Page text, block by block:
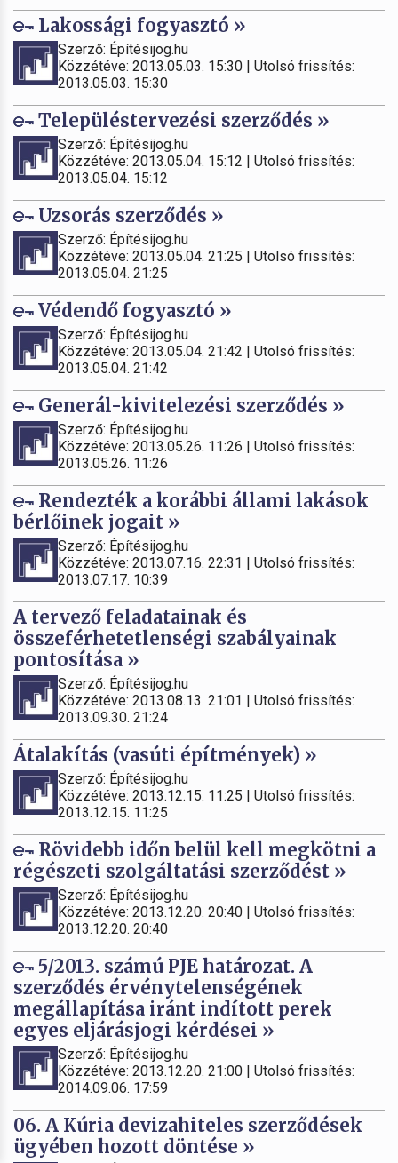
Lakossági fogyasztó »
Szerző: Építésijog.hu
Közzétéve: 2013.05.03. 15:30 | Utolsó frissítés:
2013.05.03. 15:30
Településtervezési szerződés »
Szerző: Építésijog.hu
Közzétéve: 2013.05.04. 15:12 | Utolsó frissítés:
2013.05.04. 15:12
Uzsorás szerződés »
Szerző: Építésijog.hu
Közzétéve: 2013.05.04. 21:25 | Utolsó frissítés:
2013.05.04. 21:25
Védendő fogyasztó »
Szerző: Építésijog.hu
Közzétéve: 2013.05.04. 21:42 | Utolsó frissítés:
2013.05.04. 21:42
Generál-kivitelezési szerződés »
Szerző: Építésijog.hu
Közzétéve: 2013.05.26. 11:26 | Utolsó frissítés:
2013.05.26. 11:26
Rendezték a korábbi állami lakások
bérlőinek jogait »
Szerző: Építésijog.hu
Közzétéve: 2013.07.16. 22:31 | Utolsó frissítés:
2013.07.17. 10:39
A tervező feladatainak és
összeférhetetlenségi szabályainak
pontosítása »
Szerző: Építésijog.hu
Közzétéve: 2013.08.13. 21:01 | Utolsó frissítés:
2013.09.30. 21:24
Átalakítás (vasúti építmények) »
Szerző: Építésijog.hu
Közzétéve: 2013.12.15. 11:25 | Utolsó frissítés:
2013.12.15. 11:25
Rövidebb időn belül kell megkötni a
régészeti szolgáltatási szerződést »
Szerző: Építésijog.hu
Közzétéve: 2013.12.20. 20:40 | Utolsó frissítés:
2013.12.20. 20:40
5/2013. számú PJE határozat. A
szerződés érvénytelenségének
megállapítása iránt indított perek
egyes eljárásjogi kérdései »
Szerző: Építésijog.hu
Közzétéve: 2013.12.20. 21:00 | Utolsó frissítés:
2014.09.06. 17:59
06. A Kúria devizahiteles szerződések
ügyében hozott döntése »